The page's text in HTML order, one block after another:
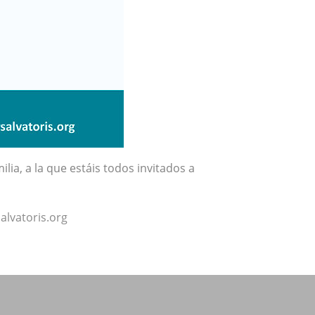
a la que estáis todos invitados a